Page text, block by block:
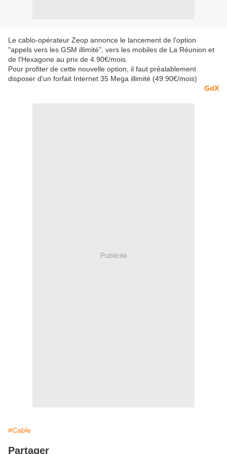
Le cablo-opérateur Zeop annonce le lancement de l'option
"appels vers les GSM illimité", vers les mobiles de La Réunion et
de l'Hexagone au prix de 4.90€/mois.
Pour profiter de cette nouvelle option, il faut préalablement
disposer d'un forfait Internet 35 Mega illimité (49.90€/mois)
GdX
Publicité
#Cable
Partager